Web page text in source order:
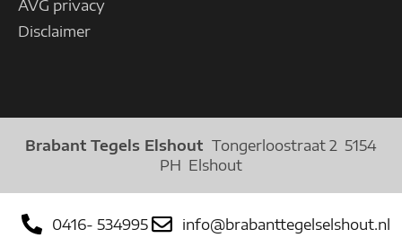
AVG privacy
Disclaimer
Brabant Tegels Elshout Tongerloostraat 2 5154
PH Elshout
0416- 534995 info@brabanttegelselshout.nl